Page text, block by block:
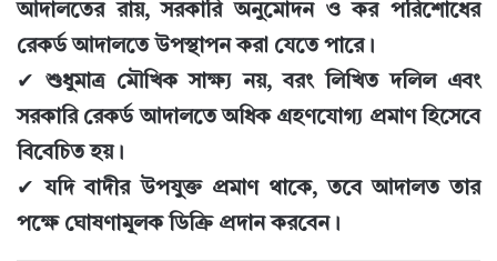
আদালতের রায়, সরকারি অনুমোদন ও কর পরিশোধের
রেকর্ড আদালতে উপস্থাপন করা যেতে পারে।
✔শুধুমাত্র মৌখিক সাক্ষ্য নয়, বরং লিখিত দলিল এবং
সরকারি রেকর্ড আদালতে অধিক গ্রহণযোগ্য প্রমাণ হিসেবে
বিবেচিত হয়।
✔ যদি বাদীর উপযুক্ত প্রমাণ থাকে, তবে আদালত তার
পক্ষে ঘোষণামূলক ডিক্রি প্রদান করবেন।